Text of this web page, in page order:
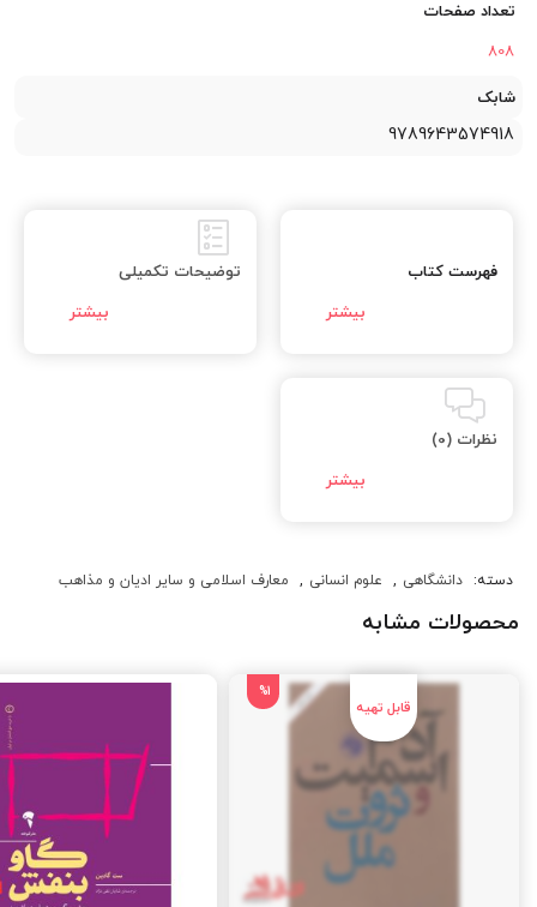
تعداد صفحات
808
شابک
9789643574918
فهرست کتاب توضیحات تکمیلی
نظرات (0)
دسته: دانشگاهی , علوم انسانی , معارف اسلامی و سایر ادیان و مذاهب
محصولات مشابه